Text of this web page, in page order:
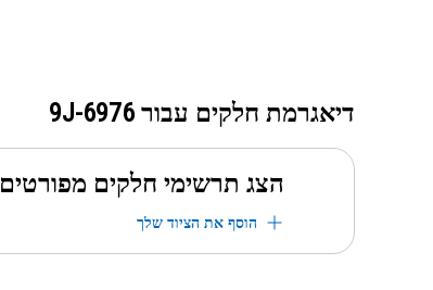
דיאגרמת חלקים עבור 9J-6976
הצג תרשימי חלקים מפורטים
הוסף את הציוד שלך